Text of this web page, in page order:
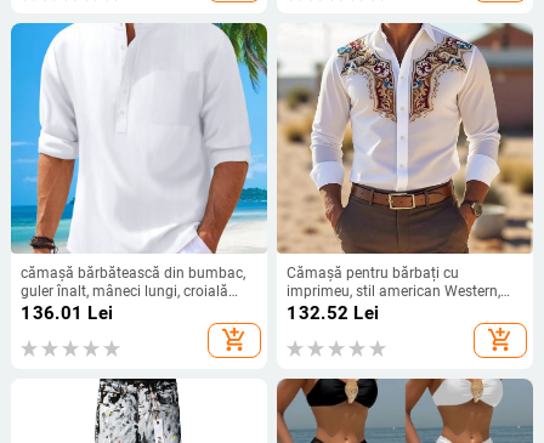
cămașă bărbătească din bumbac,
guler înalt, mâneci lungi, croială
lejeră, fără călcare
136.01 Lei
add_shopping_cart
Cămașă pentru bărbați cu
imprimeu, stil american Western,
croială lejeră, mânecă lungă,
132.52 Lei
add_shopping_cart